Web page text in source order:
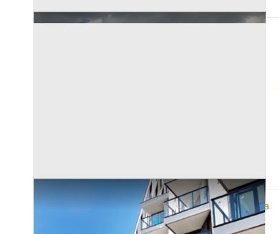
Ricerche correlate Immobili Residenziali, Padova